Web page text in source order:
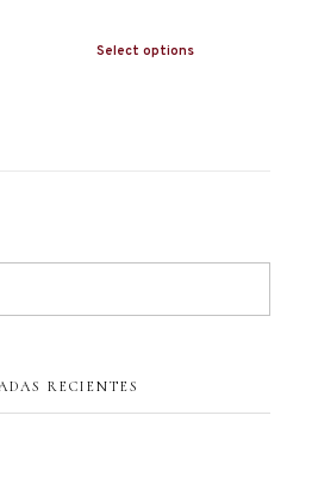
Select options
RECIENTES